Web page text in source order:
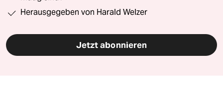
Herausgegeben von Harald Welzer
Jetzt abonnieren